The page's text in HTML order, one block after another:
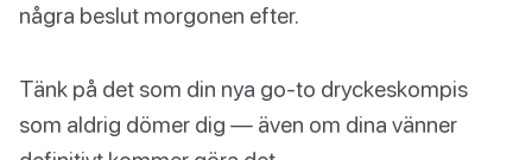
några beslut morgonen efter.
Tänk på det som din nya go-to dryckeskompis
som aldrig dömer dig — även om dina vänner